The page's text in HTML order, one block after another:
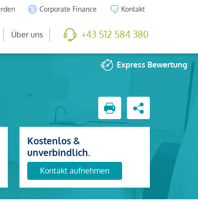
Corporate Finance Kontakt
Über uns +43 512 584 380
Express Bewertung
Kostenlos &
unverbindlich.
Kontakt aufnehmen